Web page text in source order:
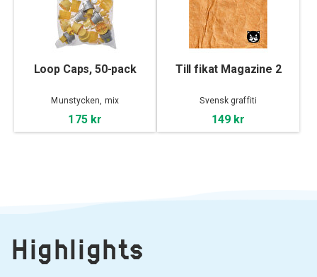
Loop Caps, 50-pack
Munstycken, mix
175 kr
Till fikat Magazine 2
Svensk graffiti
149 kr
Highlights